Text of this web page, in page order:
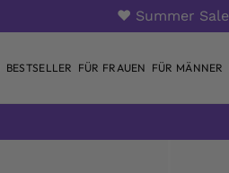
❤️ Summer Sale
BESTSELLER FÜR FRAUEN FÜR MÄNNER